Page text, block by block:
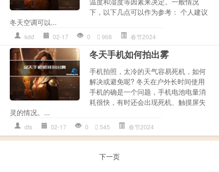
下，以下几点可以作为参考： 个人建议
冬天空调可以...
kdd 02-17 0 968 春节2024
冬天手机如何拍出雾
手机拍照，太冷的天气容易死机，如何
解决或避免呢? 冬天在户外长时间使用
手机的确是一个问题，手机电池电量消
耗很快，有时还会出现死机、触摸屏失
灵的情况。...
dts 02-17 0 545 春节2024
下一页